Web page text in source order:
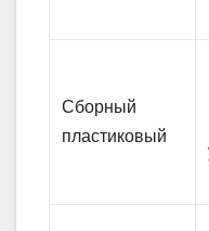
Сборный
пластиковый